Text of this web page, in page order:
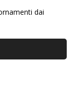
dai